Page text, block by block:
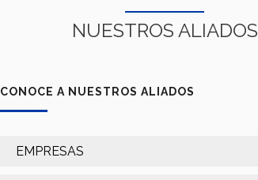
NUESTROS ALIADOS
CONOCE A NUESTROS ALIADOS
EMPRESAS